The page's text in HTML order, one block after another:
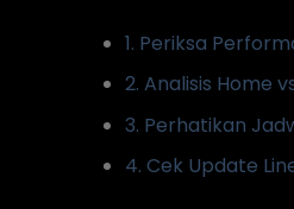
1. Periksa
2. Analisis Home
3. Perhatikan
4. Cek Update